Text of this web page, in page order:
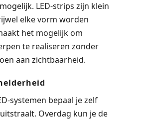
LED-strips zijn klein
elke vorm worden
het mogelijk om
te realiseren zonder
aan zichtbaarheid.
systemen bepaal je zelf
Overdag kun je de